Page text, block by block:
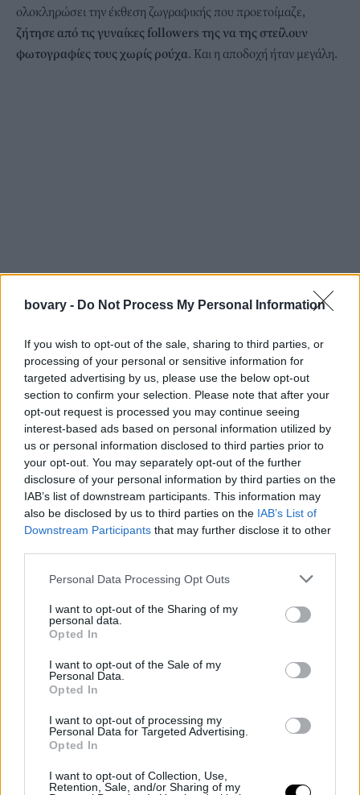
bovary - Do Not Process My Personal Information
If you wish to opt-out of the sale, sharing to third parties, or
processing of your personal or sensitive information for
targeted advertising by us, please use the below opt-out
section to confirm your selection. Please note that after your
opt-out request is processed you may continue seeing
interest-based ads based on personal information utilized by
us or personal information disclosed to third parties prior to
your opt-out. You may separately opt-out of the further
disclosure of your personal information by third parties on the
IAB’s list of downstream participants. This information may
also be disclosed by us to third parties on the IAB’s List of
Downstream Participants that may further disclose it to other
Personal Data Processing Opt Outs
I want to opt-out of the Sharing of my
personal data.
Opted In
I want to opt-out of the Sale of my
Personal Data.
Opted In
I want to opt-out of processing my
Personal Data for Targeted Advertising.
Opted In
I want to opt-out of Collection, Use,
Retention, Sale, and/or Sharing of my
ολοκληρώσει την έκθεση ζωγραφικής που προετοίμαζε,
ζήτησε από τις γυναίκες followers της να της στείλουν
φωτογραφίες τους χωρίς ρούχα. Και η αποδοχή ήταν μεγάλη.
Χιλιάδες γυναίκες αποδέχτηκαν με χαρά το κάλεσμά της και το
πιο εντυπωσιακό απ΄ όλα ήταν ότι πολλές από αυτές
είχαν
Αυτό που την βοήθησε ήταν η δύναμη των social mediaκαθώς
σε όσες γκαλερί είχε πάει την είχαν απορρίψει.
δημοσιεύει τα έργα της στο προφίλ της στο Instagram και σιγά